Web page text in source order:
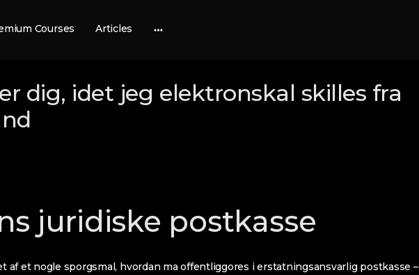
Courses Articles
dig, idet jeg elektronskal skilles fra
juridiske postkasse
af et nogle sporgsmal, hvordan ma offentliggores i erstatningsansvarlig postkasse –